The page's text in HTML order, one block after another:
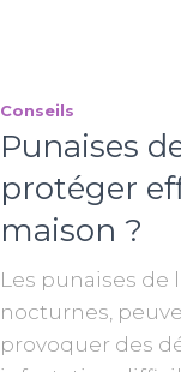
Conseils
Punaises
protéger
maison ?
Les punaises de
nocturnes,
provoquer des